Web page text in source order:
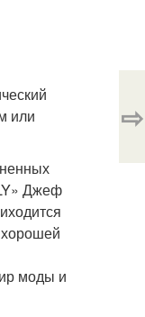
или
Джеф
моды и
⇨